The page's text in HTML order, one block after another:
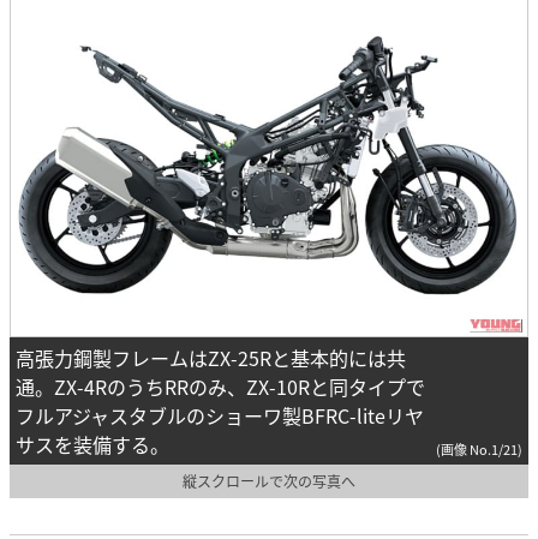
高張力鋼製フレームはZX-25Rと基本的には共
通。ZX-4RのうちRRのみ、ZX-10Rと同タイプで
フルアジャスタブルのショーワ製BFRC-liteリヤ
サスを装備する。
(画像 No.1/21)
縦スクロールで次の写真へ